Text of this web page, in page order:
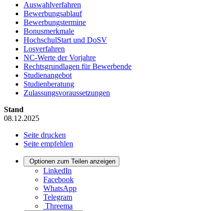
Auswahlverfahren
Bewerbungsablauf
Bewerbungstermine
Bonusmerkmale
HochschulStart und DoSV
Losverfahren
NC-Werte der Vorjahre
Rechtsgrundlagen für Bewerbende
Studienangebot
Studienberatung
Zulassungsvoraussetzungen
Stand
08.12.2025
Seite drucken
Seite empfehlen
Optionen zum Teilen anzeigen
LinkedIn
Facebook
WhatsApp
Telegram
Threema